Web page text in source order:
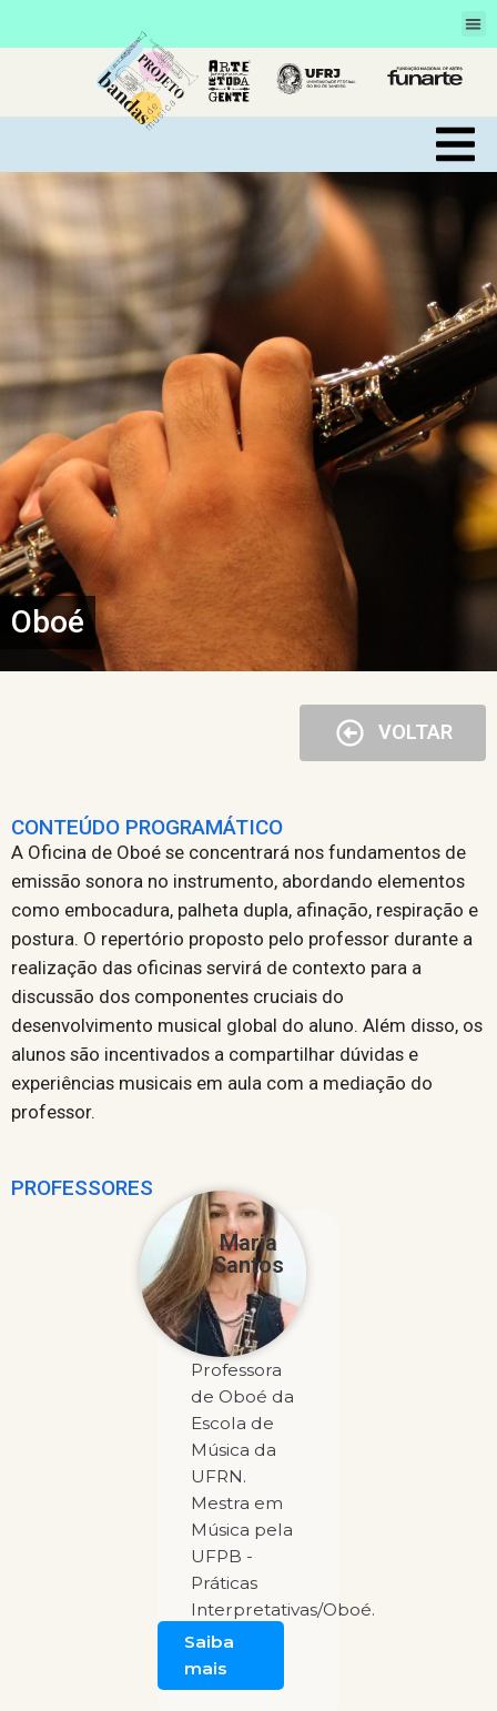
Oboé
VOLTAR
CONTEÚDO PROGRAMÁTICO
A Oficina de Oboé se concentrará nos fundamentos de
emissão sonora no instrumento, abordando elementos
como embocadura, palheta dupla, afinação, respiração e
postura. O repertório proposto pelo professor durante a
realização das oficinas servirá de contexto para a
discussão dos componentes cruciais do
desenvolvimento musical global do aluno. Além disso, os
alunos são incentivados a compartilhar dúvidas e
experiências musicais em aula com a mediação do
professor.
PROFESSORES
Maria
Santos
Professora
de Oboé da
Escola de
Música da
UFRN.
Mestra em
Música pela
UFPB -
Práticas
Interpretativas/Oboé.
Saiba
mais